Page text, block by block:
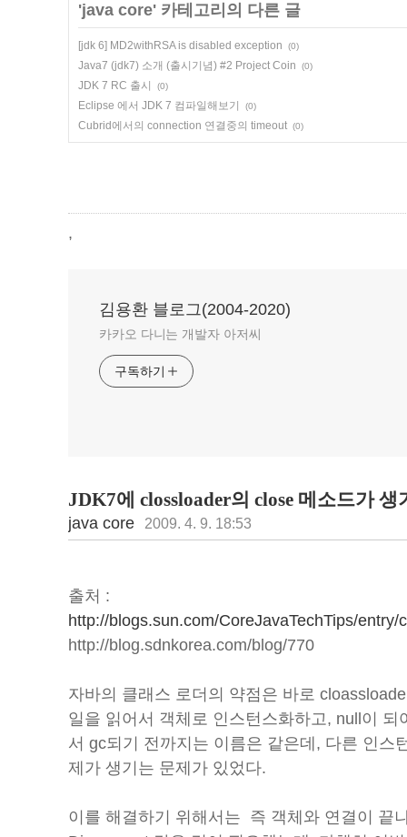
'java core' 카테고리의 다른 글
[jdk 6] MD2withRSA is disabled exception (0)
Java7 (jdk7) 소개 (출시기념) #2 Project Coin (0)
JDK 7 RC 출시 (0)
Eclipse 에서 JDK 7 컴파일해보기 (0)
Cubrid에서의 connection 연결중의 timeout (0)
,
김용환 블로그(2004-2020)
카카오 다니는 개발자 아저씨
구독하기
JDK7에 clossloader의 close 메소드가 생
java core 2009. 4. 9. 18:53
출처 :
http://blogs.sun.com/CoreJavaTechTips/
http://blog.sdnkorea.com/blog/770
자바의 클래스 로더의 약점은 바로
일을 읽어서 객체로 인스턴스화하고, null이
서 gc되기 전까지는 이름은 같은데, 다른 인스
제가 생기는 문제가 있었다.
이를 해결하기 위해서는 즉 객체와 연결이 끝